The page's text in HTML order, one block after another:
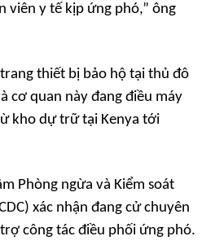
viên y tế kịp ứng phó,” ông
thiết bị bảo hộ tại thủ đô
cơ quan này đang điều máy
kho dự trữ tại Kenya tới
Phòng ngừa và Kiểm soát
xác nhận đang cử chuyên
công tác điều phối ứng phó.